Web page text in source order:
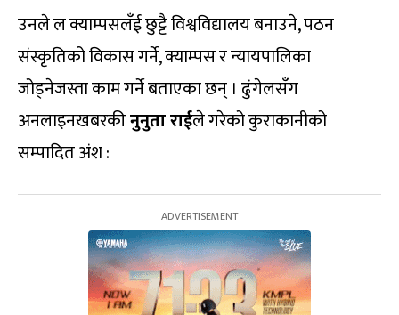
उनले ल क्याम्पसलँई छुट्टै विश्वविद्यालय बनाउने, पठन
संस्कृतिको विकास गर्ने, क्याम्पस र न्यायपालिका
जोड्नेजस्ता काम गर्ने बताएका छन् । ढुंगेलसँग
अनलाइनखबरकीनुनुता राईले गरेको कुराकानीको
सम्पादित अंश :